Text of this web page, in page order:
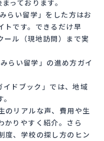
っております。
らい留学」をした方はお
トです。できるだけ早
ール（現地訪問）まで実
らい留学」の進め方ガイ
ドブック」 では、地域
のリアルな声、費用や生
かりやすく紹介。さら
度、学校の探し方のヒン